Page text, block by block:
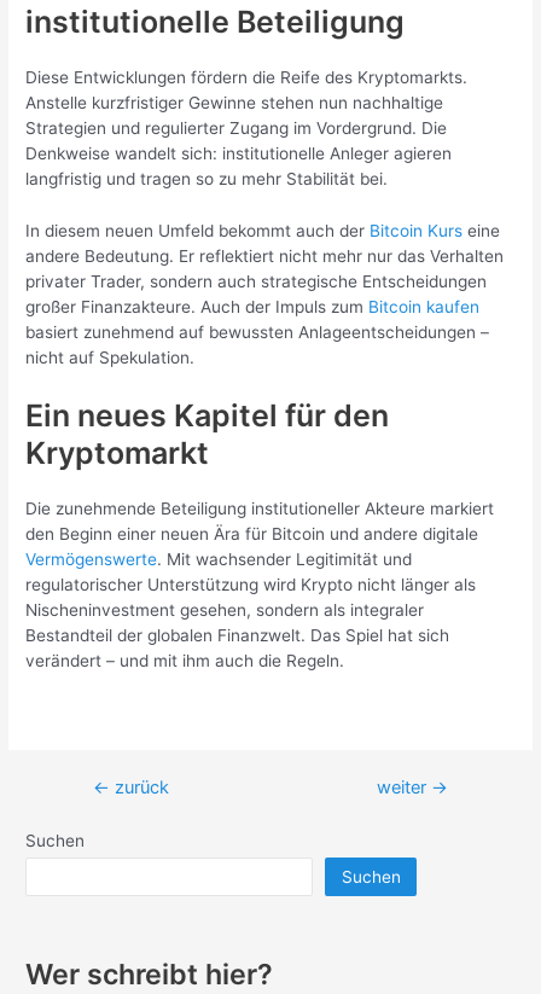
institutionelle Beteiligung
Diese Entwicklungen fördern die Reife des Kryptomarkts.
Anstelle kurzfristiger Gewinne stehen nun nachhaltige
Strategien und regulierter Zugang im Vordergrund. Die
Denkweise wandelt sich: institutionelle Anleger agieren
langfristig und tragen so zu mehr Stabilität bei.
In diesem neuen Umfeld bekommt auch der Bitcoin Kurs eine
andere Bedeutung. Er reflektiert nicht mehr nur das Verhalten
privater Trader, sondern auch strategische Entscheidungen
großer Finanzakteure. Auch der Impuls zum Bitcoin kaufen
basiert zunehmend auf bewussten Anlageentscheidungen –
nicht auf Spekulation.
Ein neues Kapitel für den
Kryptomarkt
Die zunehmende Beteiligung institutioneller Akteure markiert
den Beginn einer neuen Ära für Bitcoin und andere digitale
Vermögenswerte. Mit wachsender Legitimität und
regulatorischer Unterstützung wird Krypto nicht länger als
Nischeninvestment gesehen, sondern als integraler
Bestandteil der globalen Finanzwelt. Das Spiel hat sich
verändert – und mit ihm auch die Regeln.
Beitragsnavigation
← zurück weiter →
Suchen
Suchen
Wer schreibt hier?